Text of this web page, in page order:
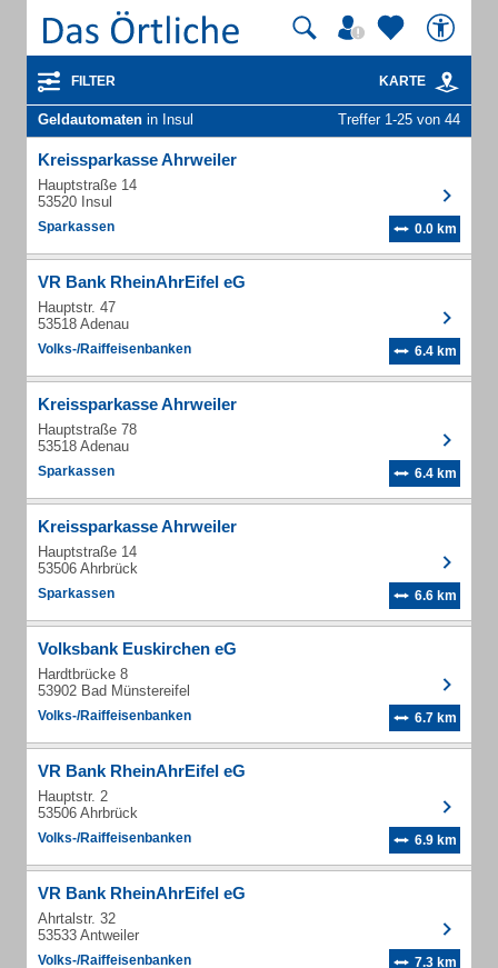
FILTER KARTE
Geldautomaten in Insul Treffer 1-25 von 44
Kreissparkasse Ahrweiler
Hauptstraße 14
53520 Insul
Sparkassen 0.0 km
VR Bank RheinAhrEifel eG
Hauptstr. 47
53518 Adenau
Volks-/Raiffeisenbanken 6.4 km
Kreissparkasse Ahrweiler
Hauptstraße 78
53518 Adenau
Sparkassen 6.4 km
Kreissparkasse Ahrweiler
Hauptstraße 14
53506 Ahrbrück
Sparkassen 6.6 km
Volksbank Euskirchen eG
Hardtbrücke 8
53902 Bad Münstereifel
Volks-/Raiffeisenbanken 6.7 km
VR Bank RheinAhrEifel eG
Hauptstr. 2
53506 Ahrbrück
Volks-/Raiffeisenbanken 6.9 km
VR Bank RheinAhrEifel eG
Ahrtalstr. 32
53533 Antweiler
Volks-/Raiffeisenbanken 7.3 km